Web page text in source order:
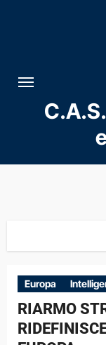
Europa
RIARMO